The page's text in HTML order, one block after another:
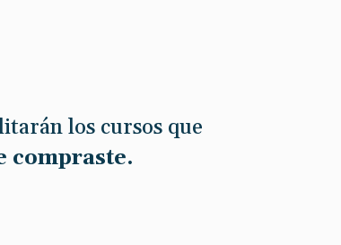
los cursos que
compraste.